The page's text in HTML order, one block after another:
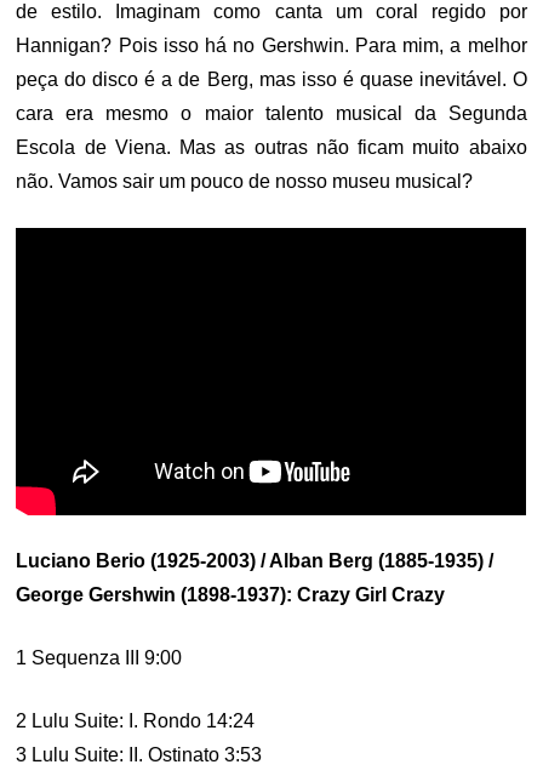
de estilo. Imaginam como canta um coral regido por
Hannigan? Pois isso há no Gershwin. Para mim, a melhor
peça do disco é a de Berg, mas isso é quase inevitável. O
cara era mesmo o maior talento musical da Segunda
Escola de Viena. Mas as outras não ficam muito abaixo
não. Vamos sair um pouco de nosso museu musical?
Luciano Berio (1925-2003) / Alban Berg (1885-1935) /
George Gershwin (1898-1937): Crazy Girl Crazy
1 Sequenza III 9:00
2 Lulu Suite: I. Rondo 14:24
3 Lulu Suite: II. Ostinato 3:53